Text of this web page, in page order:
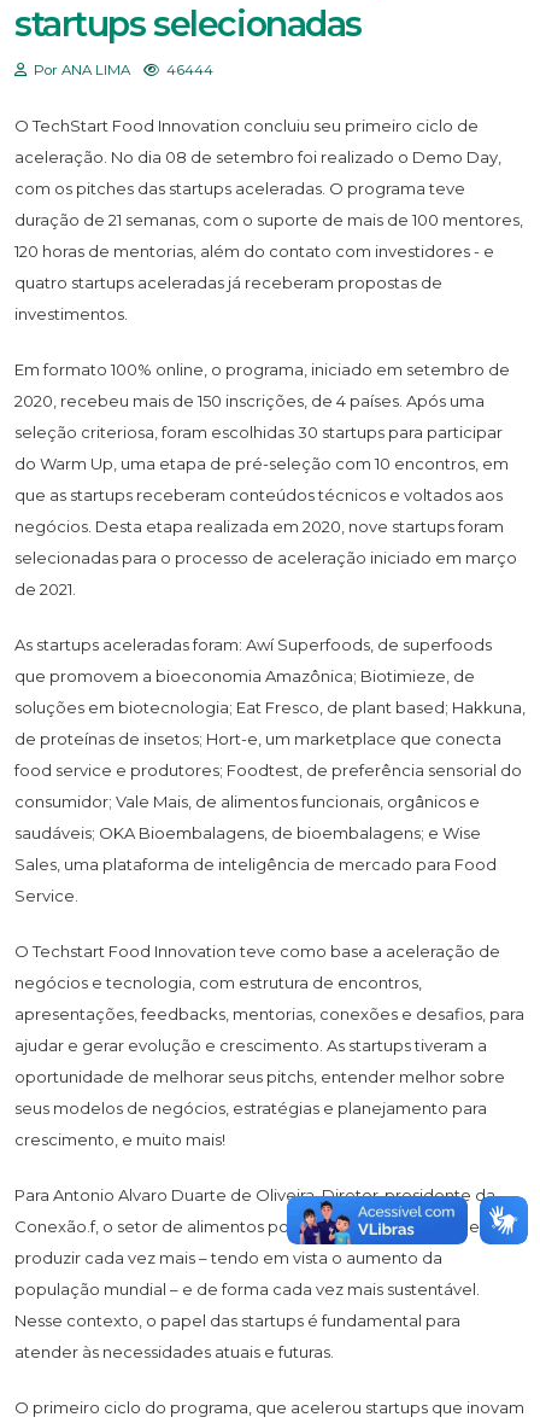
startups selecionadas
Por ANA LIMA 46444
O TechStart Food Innovation concluiu seu primeiro ciclo de
aceleração. No dia 08 de setembro foi realizado o Demo Day,
com os pitches das startups aceleradas. O programa teve
duração de 21 semanas, com o suporte de mais de 100 mentores,
120 horas de mentorias, além do contato com investidores - e
quatro startups aceleradas já receberam propostas de
investimentos.
Em formato 100% online, o programa, iniciado em setembro de
2020, recebeu mais de 150 inscrições, de 4 países. Após uma
seleção criteriosa, foram escolhidas 30 startups para participar
do Warm Up, uma etapa de pré-seleção com 10 encontros, em
que as startups receberam conteúdos técnicos e voltados aos
negócios. Desta etapa realizada em 2020, nove startups foram
selecionadas para o processo de aceleração iniciado em março
de 2021.
As startups aceleradas foram: Awí Superfoods, de superfoods
que promovem a bioeconomia Amazônica; Biotimieze, de
soluções em biotecnologia; Eat Fresco, de plant based; Hakkuna,
de proteínas de insetos; Hort-e, um marketplace que conecta
food service e produtores; Foodtest, de preferência sensorial do
consumidor; Vale Mais, de alimentos funcionais, orgânicos e
saudáveis; OKA Bioembalagens, de bioembalagens; e Wise
Sales, uma plataforma de inteligência de mercado para Food
Service.
O Techstart Food Innovation teve como base a aceleração de
negócios e tecnologia, com estrutura de encontros,
apresentações, feedbacks, mentorias, conexões e desafios, para
ajudar e gerar evolução e crescimento. As startups tiveram a
oportunidade de melhorar seus pitchs, entender melhor sobre
seus modelos de negócios, estratégias e planejamento para
crescimento, e muito mais!
Para Antonio Alvaro Duarte de Oliveira, Diretor-presidente da
Conexão.f, o setor de alimentos possui o grande desafio de
produzir cada vez mais – tendo em vista o aumento da
população mundial – e de forma cada vez mais sustentável.
Nesse contexto, o papel das startups é fundamental para
atender às necessidades atuais e futuras.
O primeiro ciclo do programa, que acelerou startups que inovam